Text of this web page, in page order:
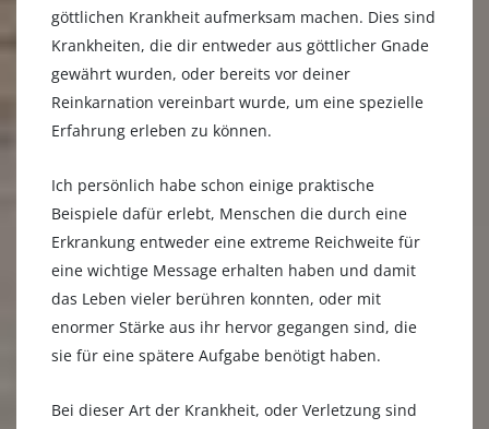
göttlichen Krankheit aufmerksam machen. Dies sind
Krankheiten, die dir entweder aus göttlicher Gnade
gewährt wurden, oder bereits vor deiner
Reinkarnation vereinbart wurde, um eine spezielle
Erfahrung erleben zu können.
Ich persönlich habe schon einige praktische
Beispiele dafür erlebt, Menschen die durch eine
Erkrankung entweder eine extreme Reichweite für
eine wichtige Message erhalten haben und damit
das Leben vieler berühren konnten, oder mit
enormer Stärke aus ihr hervor gegangen sind, die
sie für eine spätere Aufgabe benötigt haben.
Bei dieser Art der Krankheit, oder Verletzung sind